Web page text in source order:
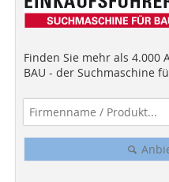
Finden Sie mehr als 4.000
BAU - der Suchmaschine